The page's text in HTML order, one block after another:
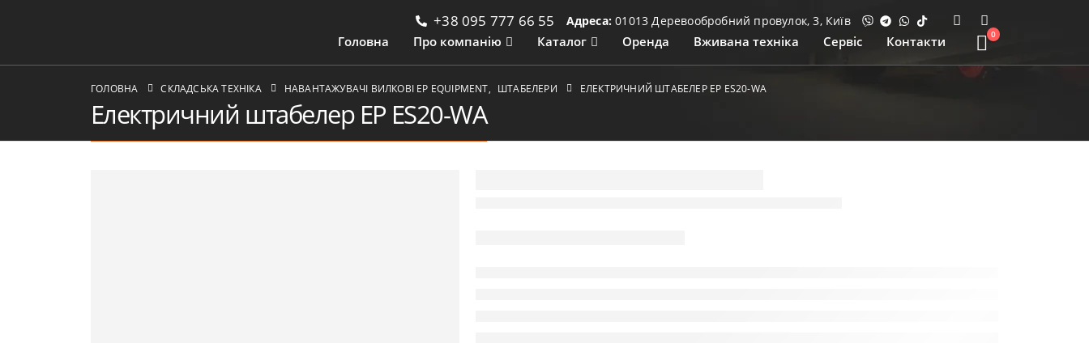
+38 095 777 66 55 Адреса: 01013 Деревообробний провулок, 3, Київ
Головна Про компанію Каталог Оренда Вживана техніка Сервіс Контакти 0
ГОЛОВНА СКЛАДСЬКА ТЕХНІКА НАВАНТАЖУВАЧІ ВИЛКОВІ ЕР EQUIPMENT, ШТАБЕЛЕРИ ЕЛЕКТРИЧНИЙ ШТАБЕЛЕР EP ES20-WA
Електричний штабелер EP ES20-WA